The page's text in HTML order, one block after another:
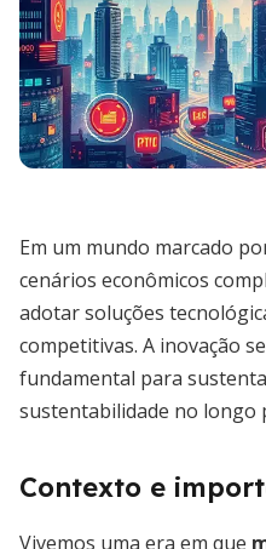
Em um mundo marcado
cenários econômicos
adotar soluções
competitivas. A inovação
fundamental para
sustentabilidade no longo
Contexto e
Vivemos uma era em que